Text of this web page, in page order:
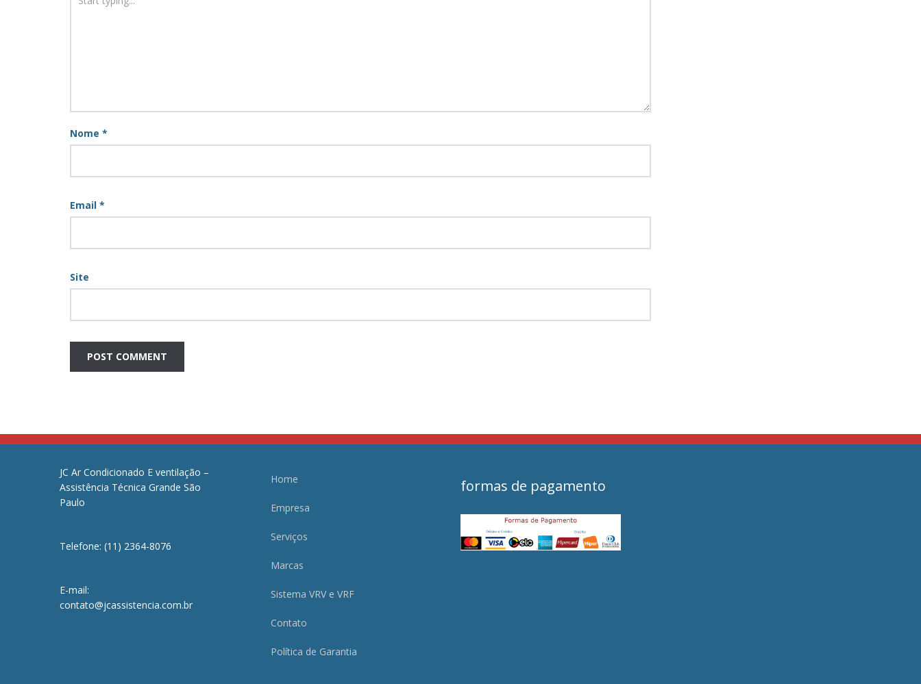
Nome *
Email *
Site
JC Ar Condicionado E ventilação –
Assistência Técnica Grande São
Paulo
Telefone: (11) 2364-8076
E-mail:
contato@jcassistencia.com.br
Home
Empresa
Serviços
Marcas
Sistema VRV e VRF
Contato
Política de Garantia
formas de pagamento